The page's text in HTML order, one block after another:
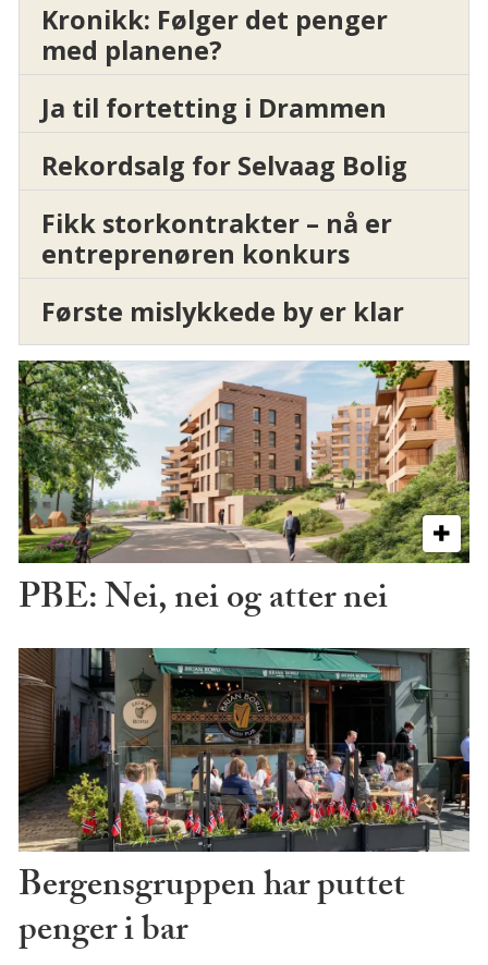
Kronikk: Følger det penger
med planene?
Ja til fortetting i Drammen
Rekordsalg for Selvaag Bolig
Fikk storkontrakter – nå er
entreprenøren konkurs
Første mislykkede by er klar
PBE: Nei, nei og atter nei
Bergensgruppen har puttet
penger i bar